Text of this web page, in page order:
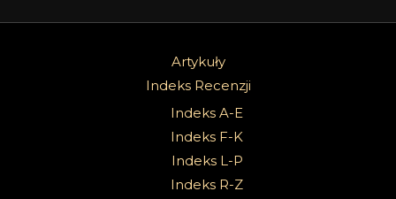
Artykuły
Indeks Recenzji
Indeks A-E
Indeks F-K
Indeks L-P
Indeks R-Z